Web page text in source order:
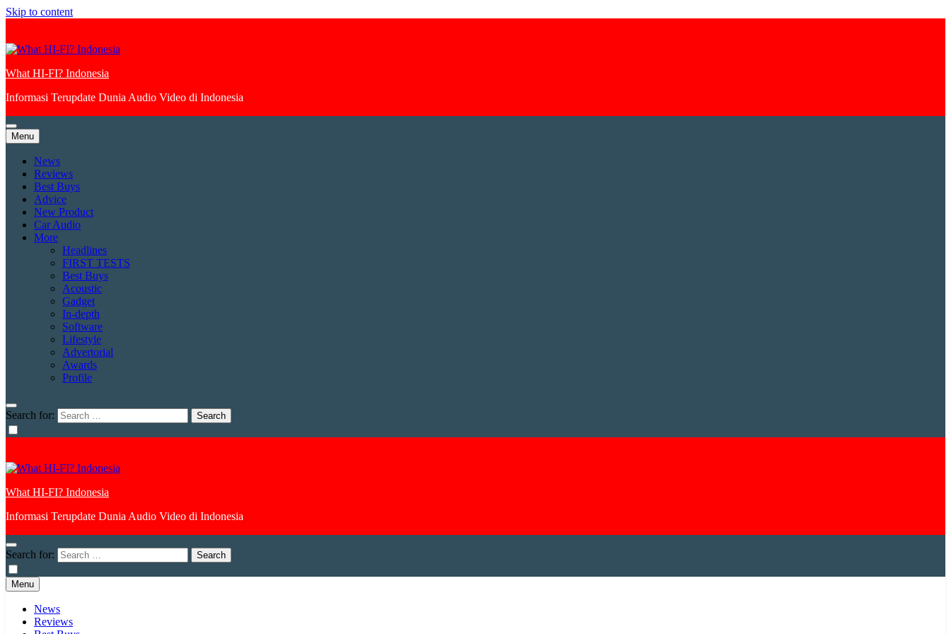
Skip to content
What HI-FI? Indonesia
Informasi Terupdate Dunia Audio Video di Indonesia
Menu
News
Reviews
Best Buys
Advice
New Product
Car Audio
More
Headlines
FIRST TESTS
Best Buys
Acoustic
Gadget
In-depth
Software
Lifestyle
Advertorial
Awards
Profile
Search for:
What HI-FI? Indonesia
Informasi Terupdate Dunia Audio Video di Indonesia
Search for:
Menu
News
Reviews